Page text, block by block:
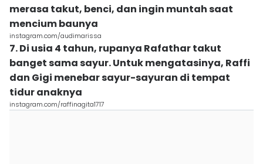
merasa takut, benci, dan ingin muntah saat
mencium baunya
instagram.com/audimarissa
7. Di usia 4 tahun, rupanya Rafathar takut
banget sama sayur. Untuk mengatasinya, Raffi
dan Gigi menebar sayur-sayuran di tempat
tidur anaknya
instagram.com/raffinagita1717